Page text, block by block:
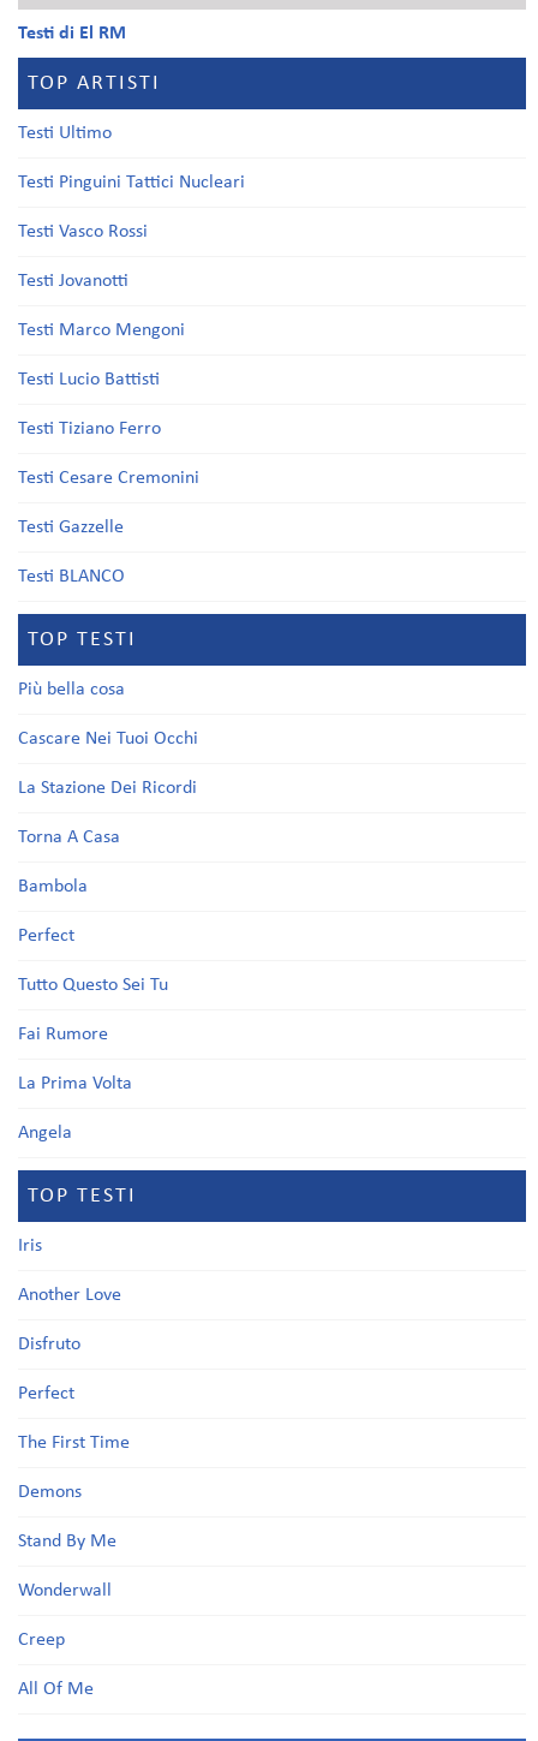
Testi di El RM
TOP ARTISTI
Testi Ultimo
Testi Pinguini Tattici Nucleari
Testi Vasco Rossi
Testi Jovanotti
Testi Marco Mengoni
Testi Lucio Battisti
Testi Tiziano Ferro
Testi Cesare Cremonini
Testi Gazzelle
Testi BLANCO
TOP TESTI
Più bella cosa
Cascare Nei Tuoi Occhi
La Stazione Dei Ricordi
Torna A Casa
Bambola
Perfect
Tutto Questo Sei Tu
Fai Rumore
La Prima Volta
Angela
TOP TESTI
Iris
Another Love
Disfruto
Perfect
The First Time
Demons
Stand By Me
Wonderwall
Creep
All Of Me